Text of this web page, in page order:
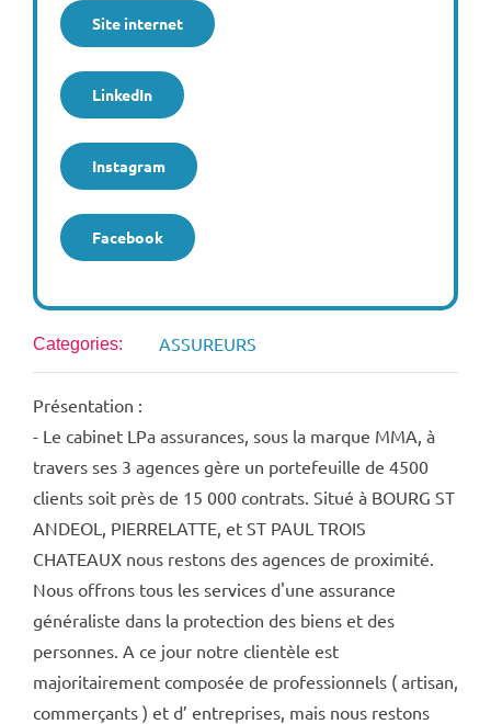
Site internet
LinkedIn
Instagram
Facebook
Categories: ASSUREURS
Présentation :
- Le cabinet LPa assurances, sous la marque MMA, à
travers ses 3 agences gère un portefeuille de 4500
clients soit près de 15 000 contrats. Situé à BOURG ST
ANDEOL, PIERRELATTE, et ST PAUL TROIS
CHATEAUX nous restons des agences de proximité.
Nous offrons tous les services d'une assurance
généraliste dans la protection des biens et des
personnes. A ce jour notre clientèle est
majoritairement composée de professionnels ( artisan,
commerçants ) et d’ entreprises, mais nous restons